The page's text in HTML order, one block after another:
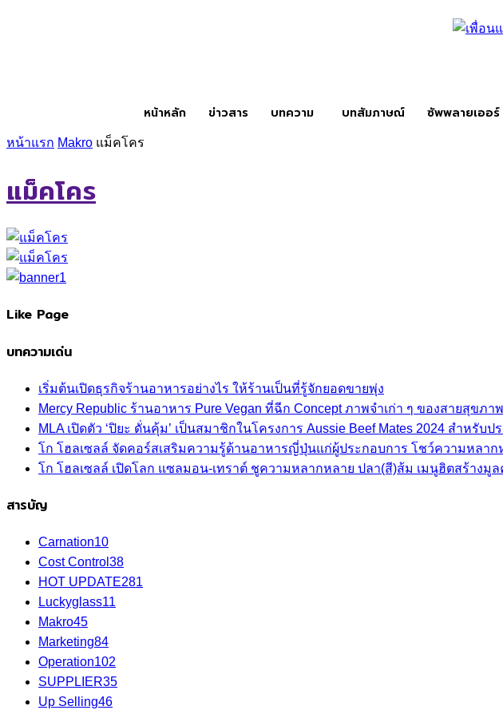
หน้าหลัก ข่าวสาร บทความ บทสัมภาษณ์ ซัพพลายเออร์
หน้าแรก Makro แม็คโคร
แม็คโคร
Like Page
บทความเด่น
เริ่มต้นเปิดธุรกิจร้านอาหารอย่างไร ให้ร้านเป็นที่รู้จักยอดขายพุ่ง
Mercy Republic ร้านอาหาร Pure Vegan ที่ฉีก Concept ภาพจำเก่า ๆ ของสายสุขภาพ
MLA เปิดตัว ‘ปิยะ ดั่นคุ้ม’ เป็นสมาชิกในโครงการ Aussie Beef Mates 2024 สำหรับป
โก โฮลเซลล์ จัดคอร์สเสริมความรู้ด้านอาหารญี่ปุ่นแก่ผู้ประกอบการ โชว์ความหลา
โก โฮลเซลล์ เปิดโลก แซลมอน-เทราต์ ชูความหลากหลาย ปลา(สี)ส้ม เมนูฮิตสร้างมู
สารบัญ
Carnation10
Cost Control 38
HOT UPDATE281
Luckyglass11
Makro45
Marketing84
Operation102
SUPPLIER35
Up Selling46